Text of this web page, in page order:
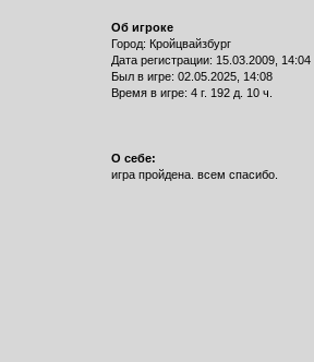
Об игроке
Город: Кройцвайзбург
Дата регистрации: 15.03.2009, 14:04
Был в игре: 02.05.2025, 14:08
Время в игре: 4 г. 192 д. 10 ч.
О себе:
игра пройдена. всем спасибо.